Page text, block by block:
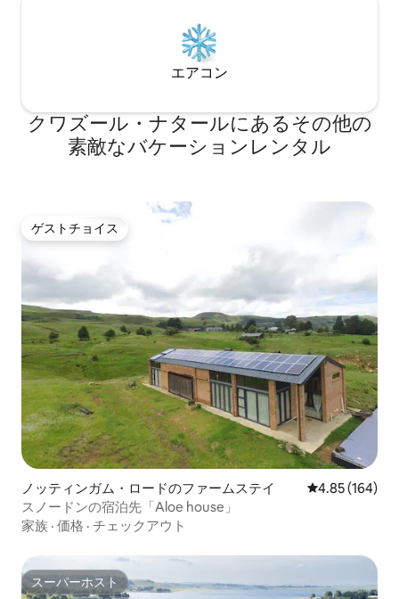
エアコン
クワズール・ナタールにあるその他の
素敵なバケーションレンタル
ゲストチョイス
ゲストチョイス
ノッティンガム・ロードのファームステイ レビュー164
4.85 (164)
スノードンの宿泊先「Aloe house」
家族 · 価格 · チェックアウト
スーパーホスト
スーパーホスト